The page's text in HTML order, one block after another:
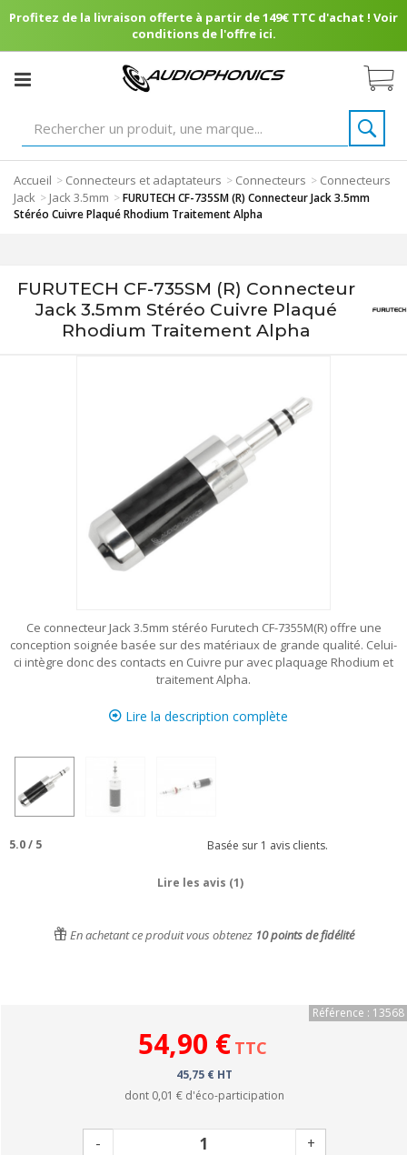
Profitez de la livraison offerte à partir de 149€ TTC d'achat ! Voir
conditions de l'offre ici.
Accueil > Connecteurs et adaptateurs > Connecteurs > Connecteurs
Jack > Jack 3.5mm >FURUTECH CF-735SM (R) Connecteur Jack 3.5mm
Stéréo Cuivre Plaqué Rhodium Traitement Alpha
FURUTECH CF-735SM (R) Connecteur
Jack 3.5mm Stéréo Cuivre Plaqué
Rhodium Traitement Alpha
Ce connecteur Jack 3.5mm stéréo Furutech CF-7355M(R) offre une
conception soignée basée sur des matériaux de grande qualité. Celui-
ci intègre donc des contacts en Cuivre pur avec plaquage Rhodium et
traitement Alpha.
Lire la description complète
5.0/ 5 Basée sur 1 avis clients.
Lire les avis (1)
En achetant ce produit vous obtenez 10points de fidélité
Référence : 13568
54,90 € TTC
45,75 € HT
dont 0,01 € d'éco-participation
- +